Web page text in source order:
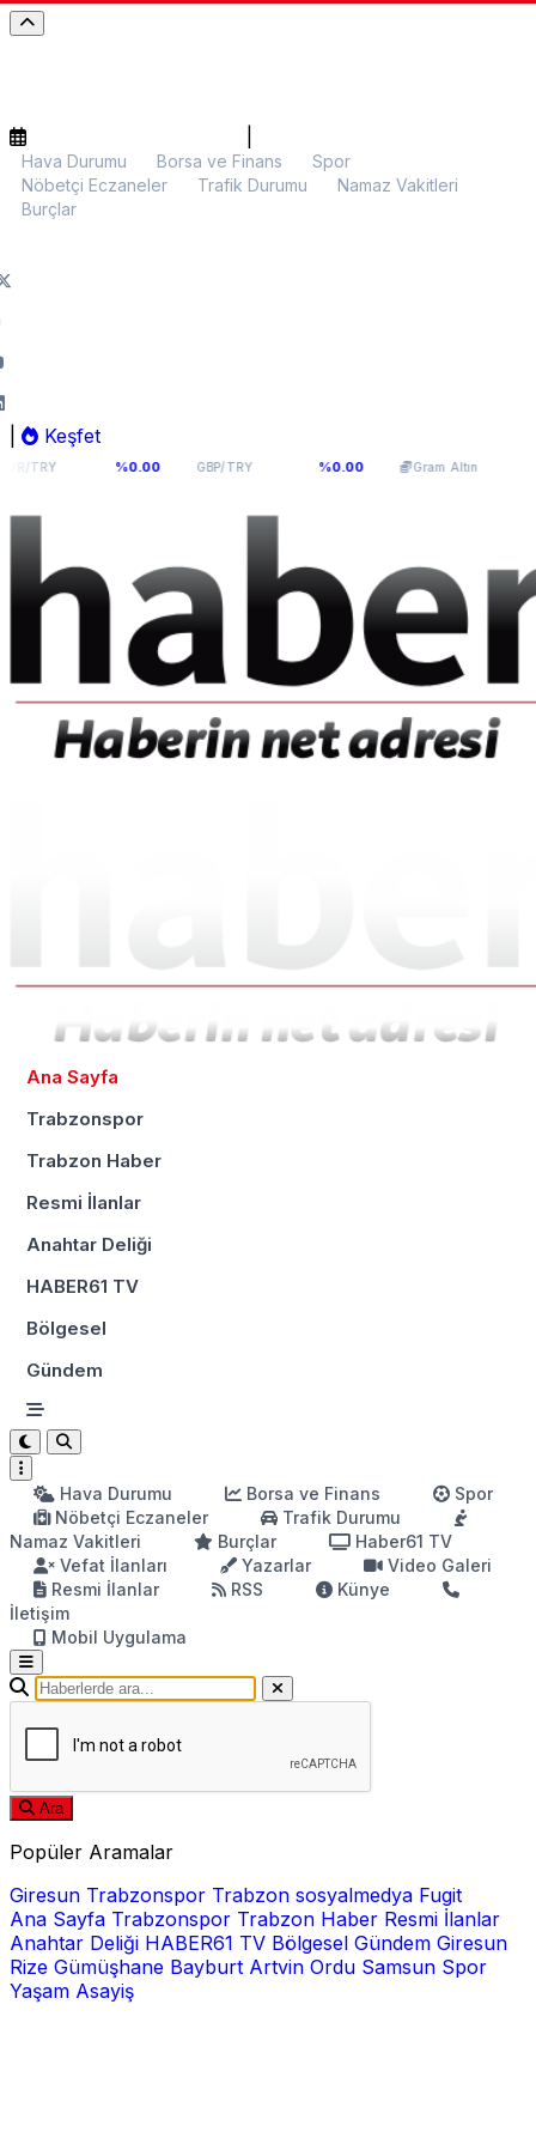
Hava Durumu Borsa ve Finans
Spor
Nöbetçi Eczaneler
Trafik Durumu
Namaz Vakitleri
Burçlar
Keşfet
%0.00 GBP/TRY 64,0893 %0.00 Gram Altın 6.000,58 %0.32
Ana Sayfa
Trabzonspor
Trabzon Haber
Resmi İlanlar
Anahtar Deliği
HABER61 TV
Bölgesel
Gündem
Hava Durumu Borsa ve Finans
Spor
Nöbetçi Eczaneler
Trafik Durumu
Namaz Vakitleri
Burçlar
Haber61 TV
Vefat İlanları
Yazarlar
Video Galeri
Resmi İlanlar
RSS
Künye
İletişim
Mobil Uygulama
Ara
Popüler Aramalar
Giresun Trabzonspor Trabzon sosyalmedya Fugit
Ana Sayfa Trabzonspor Trabzon Haber Resmi İlanlar
Anahtar Deliği HABER61 TV Bölgesel Gündem Giresun
Rize Gümüşhane Bayburt Artvin Ordu Samsun Spor
Yaşam Asayiş